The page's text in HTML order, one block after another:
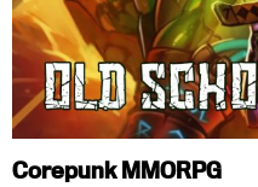
Corepunk MMORPG